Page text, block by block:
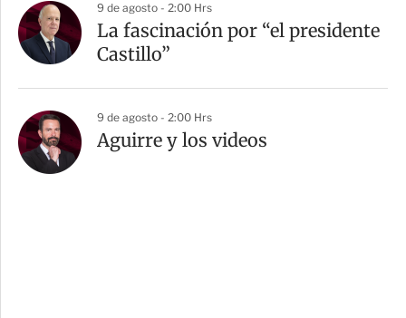
9 de agosto - 2:00 Hrs
La fascinación por “el presidente
Castillo”
9 de agosto - 2:00 Hrs
Aguirre y los videos